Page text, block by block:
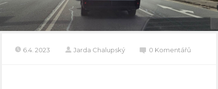
6.4. 2023 Jarda Chalupský 0 Komentářů